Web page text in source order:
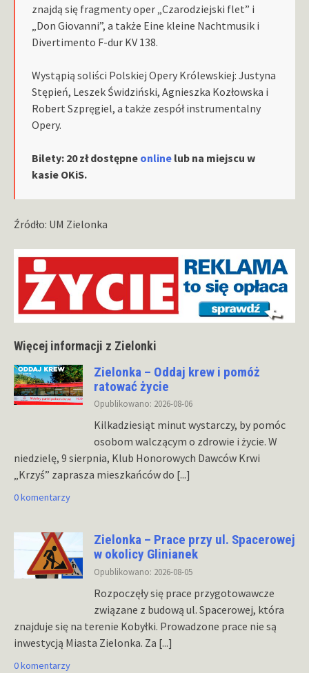
znajdą się fragmenty oper „Czarodziejski flet” i
„Don Giovanni”, a także Eine kleine Nachtmusik i
Divertimento F-dur KV 138.
Wystąpią soliści Polskiej Opery Królewskiej: Justyna
Stępień, Leszek Świdziński, Agnieszka Kozłowska i
Robert Szpręgiel, a także zespół instrumentalny
Opery.
Bilety: 20 zł dostępne online lub na miejscu w
kasie OKiS.
Źródło: UM Zielonka
Więcej informacji z Zielonki
Zielonka – Oddaj krew i pomóż
ratować życie
Opublikowano: 2026-08-06
Kilkadziesiąt minut wystarczy, by pomóc
osobom walczącym o zdrowie i życie. W
niedzielę, 9 sierpnia, Klub Honorowych Dawców Krwi
„Krzyś” zaprasza mieszkańców do [...]
0 komentarzy
Zielonka – Prace przy ul. Spacerowej
w okolicy Glinianek
Opublikowano: 2026-08-05
Rozpoczęły się prace przygotowawcze
związane z budową ul. Spacerowej, która
znajduje się na terenie Kobyłki. Prowadzone prace nie są
inwestycją Miasta Zielonka. Za [...]
0 komentarzy